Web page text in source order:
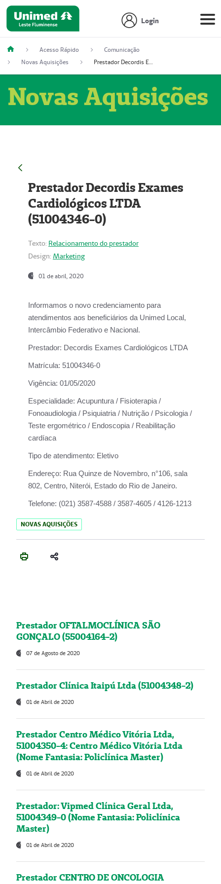
Login
Acesso Rápido
Comunicação
Novas Aquisições
Prestador Decordis Exames Cardiológicos LTDA (51004346-0)
Novas Aquisições
Prestador Decordis Exames
Cardiológicos LTDA
(51004346-0)
Texto: Relacionamento do prestador
Design: Marketing
01 de abril, 2020
Informamos o novo credenciamento para
atendimentos aos beneficiários da Unimed Local,
Intercâmbio Federativo e Nacional.
Prestador: Decordis Exames Cardiológicos LTDA
Matrícula: 51004346-0
Vigência: 01/05/2020
Especialidade: Acupuntura / Fisioterapia /
Fonoaudiologia / Psiquiatria / Nutrição / Psicologia /
Teste ergométrico / Endoscopia / Reabilitação
cardíaca
Tipo de atendimento: Eletivo
Endereço: Rua Quinze de Novembro, n°106, sala
802, Centro, Niterói, Estado do Rio de Janeiro.
Telefone: (021) 3587-4588 / 3587-4605 / 4126-1213
NOVAS AQUISIÇÕES
Prestador OFTALMOCLÍNICA SÃO
GONÇALO (55004164-2)
07 de Agosto de 2020
Prestador Clínica Itaipú Ltda (51004348-2)
01 de Abril de 2020
Prestador Centro Médico Vitória Ltda,
51004350-4: Centro Médico Vitória Ltda
(Nome Fantasia: Policlínica Master)
01 de Abril de 2020
Prestador: Vipmed Clínica Geral Ltda,
51004349-0 (Nome Fantasia: Policlínica
Master)
01 de Abril de 2020
Prestador CENTRO DE ONCOLOGIA